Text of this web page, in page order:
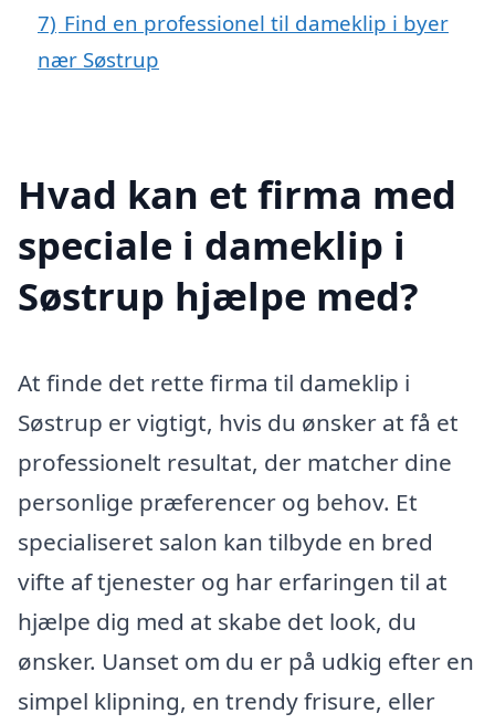
7) Find en professionel til dameklip i byer
nær Søstrup
Hvad kan et firma med
speciale i dameklip i
Søstrup hjælpe med?
At finde det rette firma til dameklip i
Søstrup er vigtigt, hvis du ønsker at få et
professionelt resultat, der matcher dine
personlige præferencer og behov. Et
specialiseret salon kan tilbyde en bred
vifte af tjenester og har erfaringen til at
hjælpe dig med at skabe det look, du
ønsker. Uanset om du er på udkig efter en
simpel klipning, en trendy frisure, eller